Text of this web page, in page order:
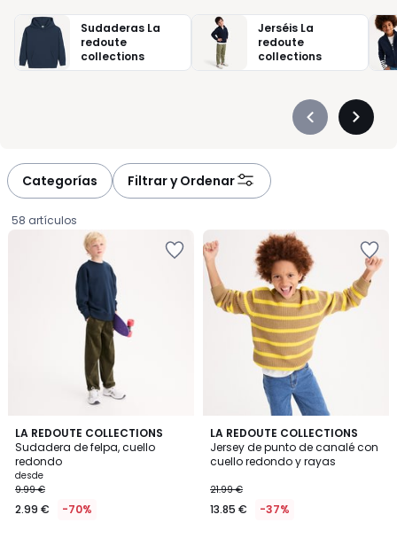
Sudaderas La
redoute
collections
Jerséis La
redoute
collections
Précédent
Categorías Filtrar y Ordenar
58 artículos
LA REDOUTE COLLECTIONS
Sudadera de felpa, cuello
redondo
Precio
a
partir
desde
9.99 €
2.99 € -70%
5
/
5
7
Colores
LA REDOUTE COLLECTIONS
Jersey de punto de canalé con
cuello redondo y rayas
21.99 €
13.85 € -37%